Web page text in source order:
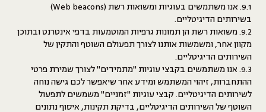
9.1. אנו משתמשים בעוגיות ומשואות רשת (Web beacons)
בשירותים הדיגיטליים.
9.2. משואות רשת הן תמונות גרפיות המוטמעות בדפי אינטרנט ובתוכן
מקוון אחר, ומשמשות אותנו לצורך תפעולם השוטף והתקין של
השירותים הדיגיטליים.
9.3. אנו משתמשים בקבצי עוגיות "מתמידים" לצורך שמירת פרטי
ההתחברות, זיהוי המשתמש ומידע אחר שיאפשר לכם גישה נוחה
לשירותים הדיגיטליים. קבצי עוגיות "זמניים" משמשים לתפעול
השוטף של השירותים הדיגיטליים, בדיקת תקינות, איסוף נתונים